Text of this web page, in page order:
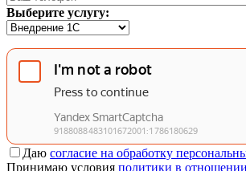
Выберите услугу:
Даю согласие на обработку
Принимаю условия политики в